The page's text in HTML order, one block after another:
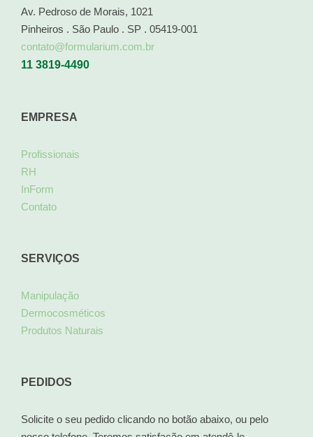
Av. Pedroso de Morais, 1021
Pinheiros . São Paulo . SP . 05419-001
contato@formularium.com.br
11 3819-4490
EMPRESA
Profissionais
RH
InForm
Contato
SERVIÇOS
Manipulação
Dermocosméticos
Produtos Naturais
PEDIDOS
Solicite o seu pedido clicando no botão abaixo, ou pelo